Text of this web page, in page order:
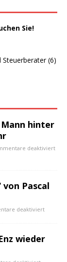
Sie!
Steuerberater (6)
Mann hinter
deaktiviert
von Pascal
deaktiviert
wieder